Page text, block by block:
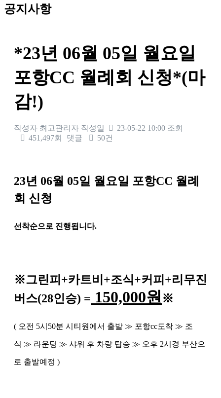
공지사항
*23년 06월 05일 월요일
포항CC 월례회 신청*(마
감!)
작성자 최고관리자 작성일 23-05-22 10:00 조회
451,497회
댓글 50건
23년 06월 05일 월요일 포항CC 월례
회 신청
선착순으로 진행됩니다.
※그린피 +카트비 +조식+커피+리무진
버스(28인승) = 150,000원 ※
( 오전 5시 50분 시티원에서 출발 ≫ 포항cc도착 ≫ 조
식 ≫ 라운딩 ≫ 샤워 후 차량 탑승 ≫ 오후 2시경 부산으
로 출발예정 )